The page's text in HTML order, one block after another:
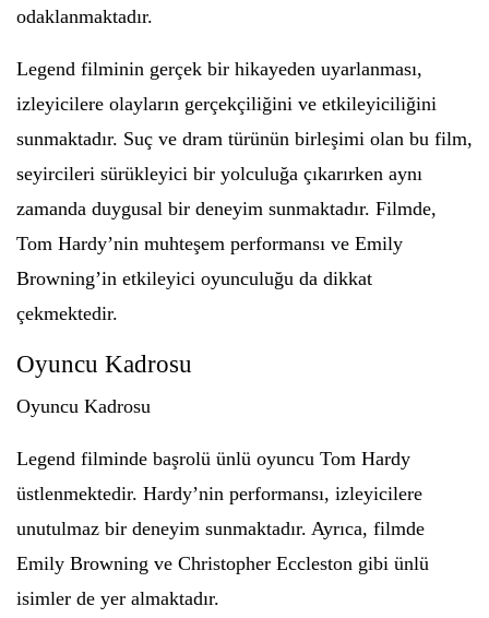
odaklanmaktadır.
Legend filminin gerçek bir hikayeden uyarlanması,
izleyicilere olayların gerçekçiliğini ve etkileyiciliğini
sunmaktadır. Suç ve dram türünün birleşimi olan bu film,
seyircileri sürükleyici bir yolculuğa çıkarırken aynı
zamanda duygusal bir deneyim sunmaktadır. Filmde,
Tom Hardy’nin muhteşem performansı ve Emily
Browning’in etkileyici oyunculuğu da dikkat
çekmektedir.
Oyuncu Kadrosu
Oyuncu Kadrosu
Legend filminde başrolü ünlü oyuncu Tom Hardy
üstlenmektedir. Hardy’nin performansı, izleyicilere
unutulmaz bir deneyim sunmaktadır. Ayrıca, filmde
Emily Browning ve Christopher Eccleston gibi ünlü
isimler de yer almaktadır.